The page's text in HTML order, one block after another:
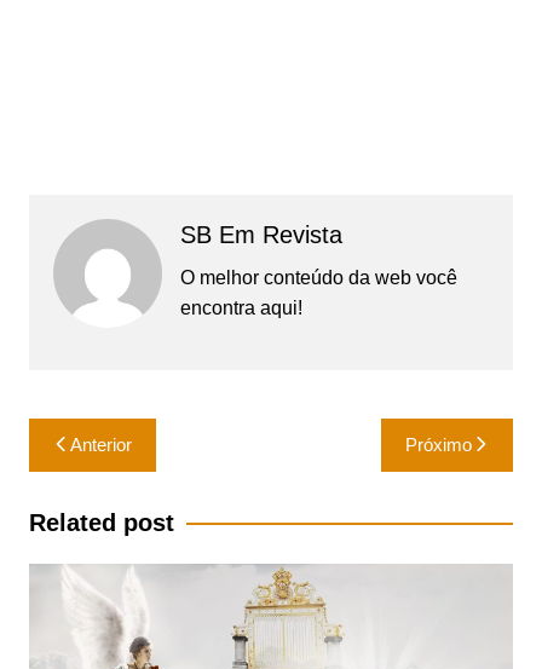
SB Em Revista
O melhor conteúdo da web você
encontra aqui!
Navegação
de
Post
Anterior Próximo
Related post